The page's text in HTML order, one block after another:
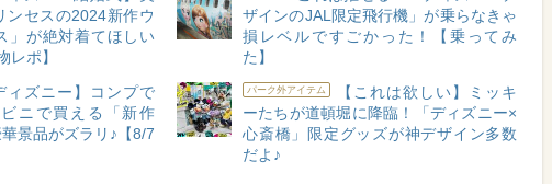
ンセスの2024新作ウ
」が絶対着てほしい
レポ】
ザインのJAL限定飛行機」が乗らなきゃ
損レベルですごかった！【乗ってみ
た】
ィズニー】コンプで
ニで買える「新作
景品がズラリ♪【8/7
パーク外アイテム
【これは欲しい】ミッキ
ーたちが道頓堀に降臨！「ディズニー×
心斎橋」限定グッズが神デザイン多数
だよ♪